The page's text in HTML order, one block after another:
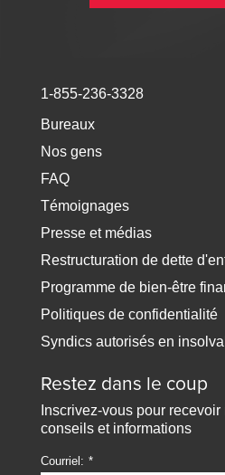
1-855-236-3328
Bureaux
Nos gens
FAQ
Témoignages
Presse et médias
Restructuration de dette
Programme de bien-être
Politiques de confidentialité
Syndics autorisés en
Restez dans le coup
Inscrivez-vous pour
conseils et informations
Courriel: